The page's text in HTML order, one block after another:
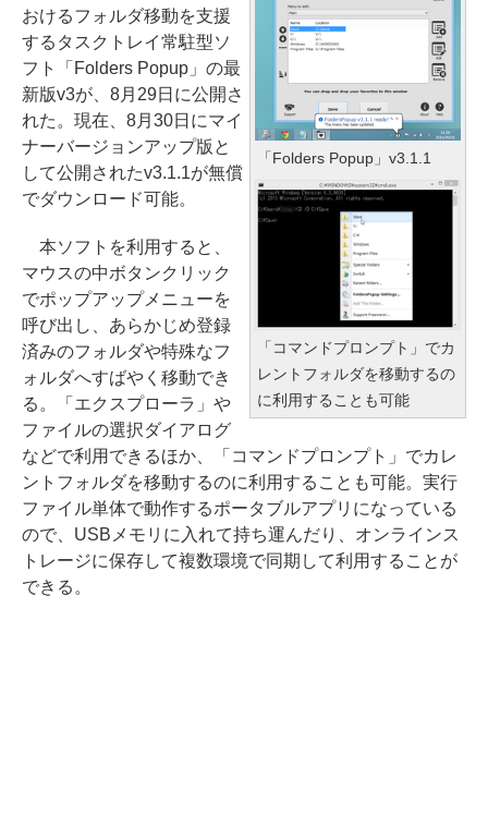
「Folders Popup」v3.1.1
「コマンドプロンプト」でカ
レントフォルダを移動するの
に利用することも可能
おけるフォルダ移動を支援
するタスクトレイ常駐型ソ
フト「Folders Popup」の最
新版v3が、8月29日に公開さ
れた。現在、8月30日にマイ
ナーバージョンアップ版と
して公開されたv3.1.1が無償
でダウンロード可能。
本ソフトを利用すると、
マウスの中ボタンクリック
でポップアップメニューを
呼び出し、あらかじめ登録
済みのフォルダや特殊なフ
ォルダへすばやく移動でき
る。「エクスプローラ」や
ファイルの選択ダイアログ
などで利用できるほか、「コマンドプロンプト」でカレ
ントフォルダを移動するのに利用することも可能。実行
ファイル単体で動作するポータブルアプリになっている
ので、USBメモリに入れて持ち運んだり、オンラインス
トレージに保存して複数環境で同期して利用することが
できる。